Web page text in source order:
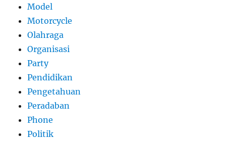
Model
Motorcycle
Olahraga
Organisasi
Party
Pendidikan
Pengetahuan
Peradaban
Phone
Politik